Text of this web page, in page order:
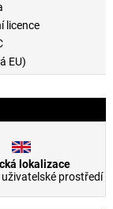
licence
EU)
lokalizace
prostředí